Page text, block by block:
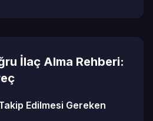
İlaç Alma Rehberi:
Edilmesi Gereken